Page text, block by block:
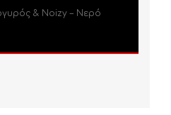
& Noizy – Νερό